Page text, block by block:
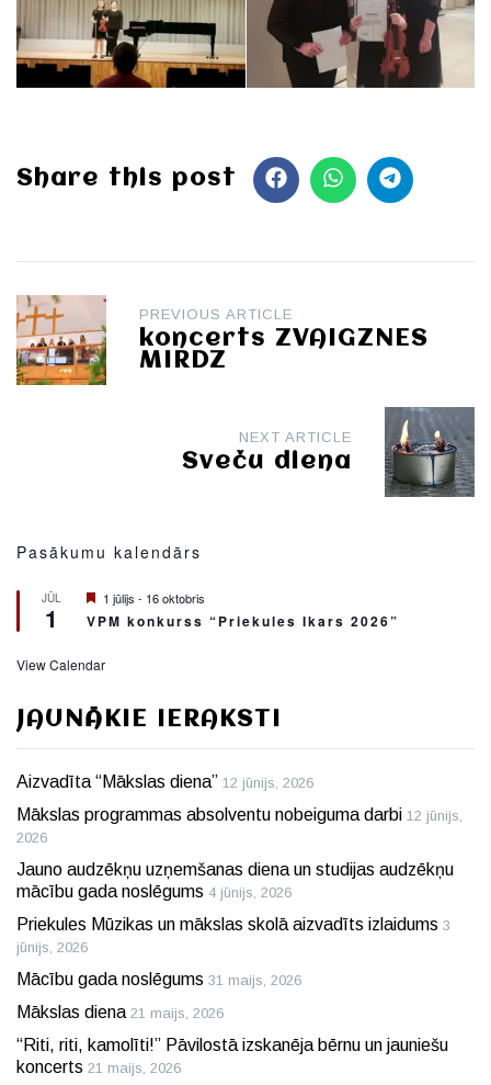
Share this post
Post
navigation
PREVIOUS ARTICLE
koncerts ZVAIGZNES
MIRDZ
NEXT ARTICLE
Sveču diena
Pasākumu kalendārs
JŪL
1
Featured
1 jūlijs - 16 oktobris
VPM konkurss “Priekules Ikars 2026”
View Calendar
JAUNĀKIE IERAKSTI
Aizvadīta “Mākslas diena” 12 jūnijs, 2026
Mākslas programmas absolventu nobeiguma darbi 12 jūnijs,
2026
Jauno audzēkņu uzņemšanas diena un studijas audzēkņu
mācību gada noslēgums 4 jūnijs, 2026
Priekules Mūzikas un mākslas skolā aizvadīts izlaidums 3
jūnijs, 2026
Mācību gada noslēgums 31 maijs, 2026
Mākslas diena 21 maijs, 2026
“Riti, riti, kamolīti!” Pāvilostā izskanēja bērnu un jauniešu
koncerts 21 maijs, 2026